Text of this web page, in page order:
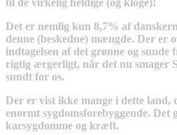
til de virkelig heldige (og kloge)!
Det er nemlig kun 8,7% af
denne (beskedne) mængde. Der er
indtagelsen af det grønne og sunde
rigtig ærgerligt, når det nu smager
sundt for os.
Der er vist ikke mange i dette land,
enormt sygdomsforebyggende.
karsygdomme og kræft.